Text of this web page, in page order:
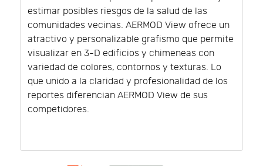
estimar posibles riesgos de la salud de las
comunidades vecinas. AERMOD View ofrece un
atractivo y personalizable grafismo que permite
visualizar en 3-D edificios y chimeneas con
variedad de colores, contornos y texturas. Lo
que unido a la claridad y profesionalidad de los
reportes diferencian AERMOD View de sus
competidores.